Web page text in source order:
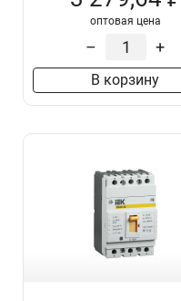
оптовая цена
– +
В корзину